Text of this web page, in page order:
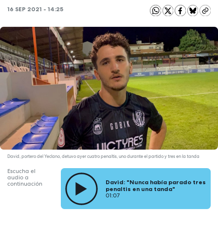
16 SEP 2021 - 14:25
David, portero del Yeclano, detuvo ayer cuatro penaltis, uno durante el partido y tres en la tanda
Escucha el
audio a
continuación
David: "Nunca había parado tres
penaltis en una tanda"
01:07